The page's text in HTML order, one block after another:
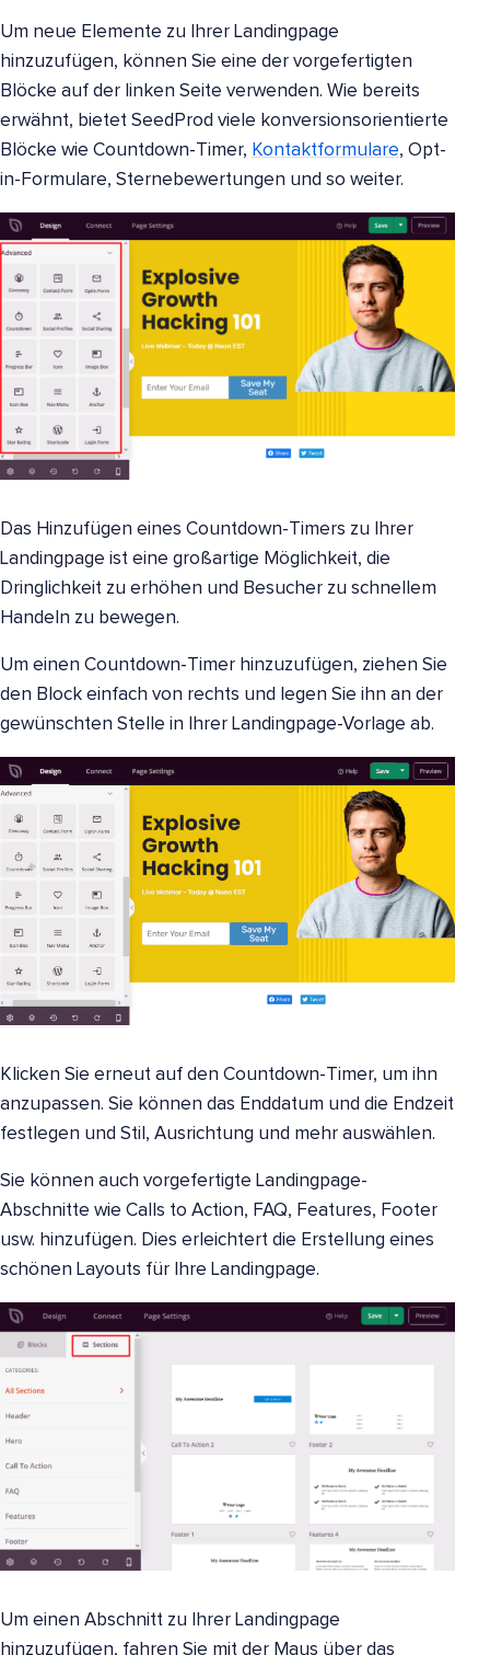
Um neue Elemente zu Ihrer Landingpage
hinzuzufügen, können Sie eine der vorgefertigten
Blöcke auf der linken Seite verwenden. Wie bereits
erwähnt, bietet SeedProd viele konversionsorientierte
Blöcke wie Countdown-Timer, Kontaktformulare, Opt-
in-Formulare, Sternebewertungen und so weiter.
Das Hinzufügen eines Countdown-Timers zu Ihrer
Landingpage ist eine großartige Möglichkeit, die
Dringlichkeit zu erhöhen und Besucher zu schnellem
Handeln zu bewegen.
Um einen Countdown-Timer hinzuzufügen, ziehen Sie
den Block einfach von rechts und legen Sie ihn an der
gewünschten Stelle in Ihrer Landingpage-Vorlage ab.
Klicken Sie erneut auf den Countdown-Timer, um ihn
anzupassen. Sie können das Enddatum und die Endzeit
festlegen und Stil, Ausrichtung und mehr auswählen.
Sie können auch vorgefertigte Landingpage-
Abschnitte wie Calls to Action, FAQ, Features, Footer
usw. hinzufügen. Dies erleichtert die Erstellung eines
schönen Layouts für Ihre Landingpage.
Um einen Abschnitt zu Ihrer Landingpage
hinzuzufügen, fahren Sie mit der Maus über das